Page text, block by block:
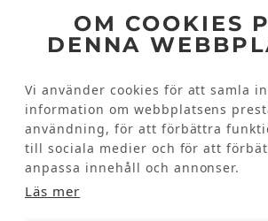
OM COOKIES
DENNA
Vi använder cookies för att samla
information om webbplatsens
användning, för att förbättra
till sociala medier och för att
anpassa innehåll och annonser.
Läs mer
Kundinformation
KONTAKTA OSS
VANLIGA FRÅGOR